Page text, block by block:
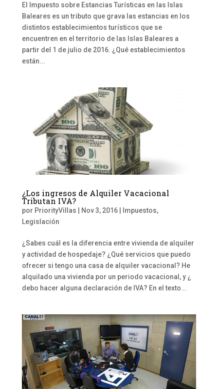
El Impuesto sobre Estancias Turísticas en las Islas
Baleares es un tributo que grava las estancias en los
distintos establecimientos turísticos que se
encuentren en el territorio de las Islas Baleares a
partir del 1 de julio de 2016. ¿Qué establecimientos
están...
¿Los ingresos de Alquiler Vacacional
Tributan IVA?
por PriorityVillas Nov 3, 2016| Impuestos,
Legislación
¿Sabes cuál es la diferencia entre vivienda de alquiler
y actividad de hospedaje? ¿Qué servicios que puedo
ofrecer si tengo una casa de alquiler vacacional? He
alquilado una vivienda por un periodo vacacional, y ¿
debo hacer alguna declaración de IVA? En el texto...